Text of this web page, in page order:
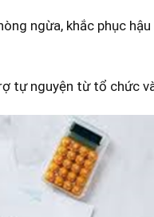
ngừa, khắc phụchậu
tự nguyện từ tổ chức